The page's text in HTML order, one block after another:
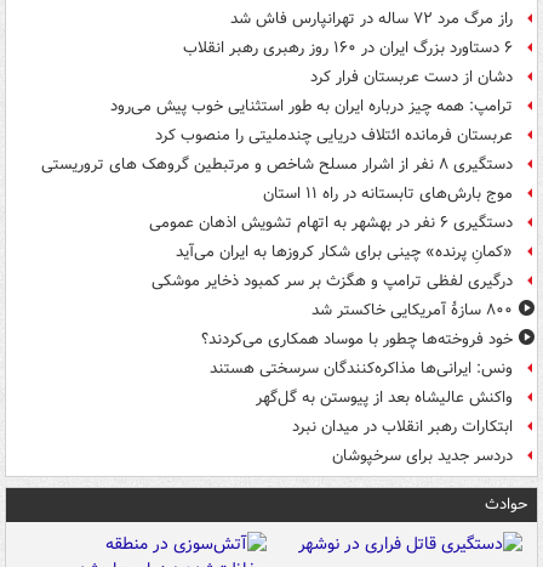
راز مرگ مرد ۷۲ ساله در تهرانپارس فاش شد
۶ دستاورد بزرگ ایران در ۱۶۰ روز رهبری رهبر انقلاب
دشان از دست عربستان فرار کرد
ترامپ: همه چیز درباره ایران به طور استثنایی خوب پیش می‌رود
عربستان فرمانده ائتلاف دریایی چندملیتی را منصوب کرد
دستگیری ۸ نفر از اشرار مسلح شاخص و مرتبطین گروهک های تروریستی
موج بارش‌های تابستانه در راه ۱۱ استان
دستگیری ۶ نفر در بهشهر به اتهام تشویش اذهان عمومی
«کمانِ پرنده» چینی برای شکار کروزها به ایران می‌آید
درگیری لفظی ترامپ و هگزث بر سر کمبود ذخایر موشکی
۸۰۰ سازۀ آمریکایی خاکستر شد
خود فروخته‌ها چطور با موساد همکاری می‌کردند؟
ونس: ایرانی‌ها مذاکره‌کنندگان سرسختی هستند
واکنش عالیشاه بعد از پیوستن به گل‌گهر
ابتکارات رهبر انقلاب در میدان نبرد
دردسر جدید برای سرخپوشان
حوادث